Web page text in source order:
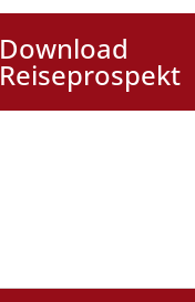
Download
Reiseprospekt